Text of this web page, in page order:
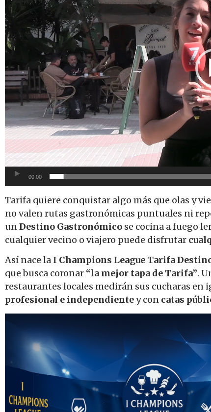
00:00
Tarifa quiere conquistar algo más que olas y
no valen rutas gastronómicas puntuales ni
unDestino Gastronómico se cocina a fuego
cualquier vecino o viajero puede disfrutar
Así nace la I Champions League Tarifa
que busca coronar “la mejor tapa de Tarifa”.
restaurantes locales medirán sus cucharas en
profesional e independientey con catas